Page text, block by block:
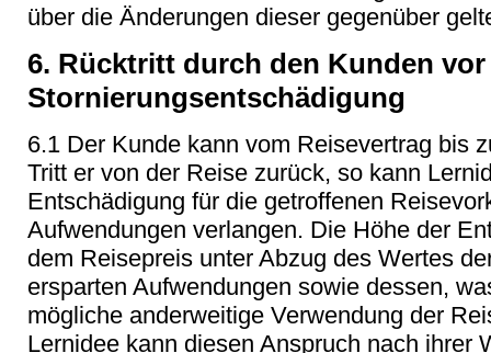
über die Änderungen dieser gegenüber
6. Rücktritt durch den Kunden
Stornierungsentschädigung
6.1 Der Kunde kann vom Reisevertrag bis
Tritt er von der Reise zurück, so kann
Entschädigung für die getroffenen
Aufwendungen verlangen. Die Höhe der
dem Reisepreis unter Abzug des Wertes
ersparten Aufwendungen sowie dessen,
mögliche anderweitige Verwendung der
Lernidee kann diesen Anspruch nach ihrer